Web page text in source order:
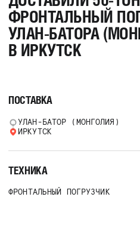
ГОРНОДОБЫВАЮЩАЯ
ГОРНО-МЕТАЛЛУРГИЧЕСКАЯ
ФРОНТАЛЬНЫЙ
УЛАН-БАТОРА
В ИРКУТСК
ПОСТАВКА
УЛАН-БАТОР (МОНГОЛИЯ)
ИРКУТСК
ТЕХНИКА
ФРОНТАЛЬНЫЙ ПОГРУЗЧИК